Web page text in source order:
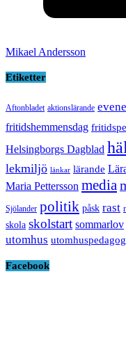
Mikael Andersson
Etiketter
Aftonbladet aktionslärande
fritidshemmensdag
Helsingborgs Dagblad
lekmiljö länkar lärande
Maria Pettersson media
Sjölander politik påsk rast
skola skolstart sommarlov
utomhus
Facebook